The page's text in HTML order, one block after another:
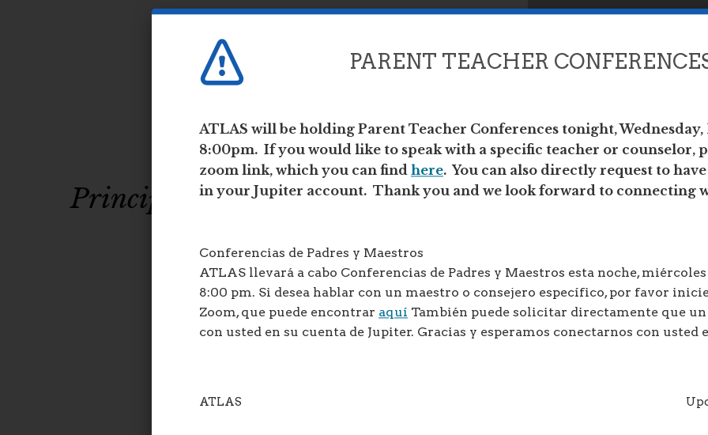
ATLAS
Principal, Elizabeth Messmann
PARENT TEACHER
ATLAS will be holding Parent Teacher Conferences tonight, Wednesday,
8:00pm. If you would like to speak with a specific teacher or counselor,
zoom link, which you can find here. You can also directly request to
in your Jupiter account. Thank you and we look forward to connecting
Conferencias de Padres y Maestros
ATLAS llevará a cabo Conferencias de Padres y Maestros esta noche, miércoles
8:00 pm. Si desea hablar con un maestro o consejero específico, por favor
Zoom, que puede encontrar aquí También puede solicitar directamente que
con usted en su cuenta de Jupiter. Gracias y esperamos conectarnos con usted
ATLAS